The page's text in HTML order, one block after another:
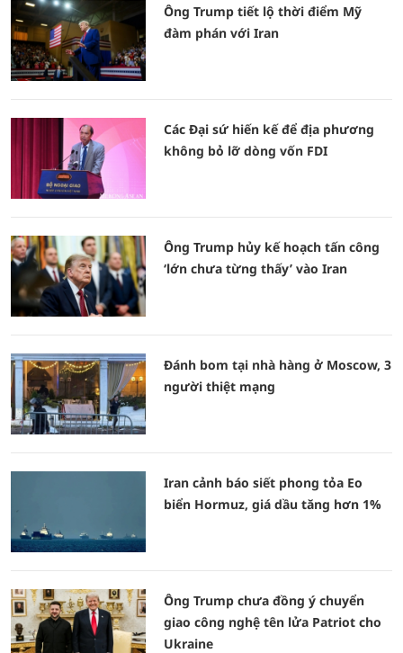
Ông Trump tiết lộ thời điểm Mỹ
đàm phán với Iran
Các Đại sứ hiến kế để địa phương
không bỏ lỡ dòng vốn FDI
Ông Trump hủy kế hoạch tấn công
‘lớn chưa từng thấy’ vào Iran
Đánh bom tại nhà hàng ở Moscow, 3
người thiệt mạng
Iran cảnh báo siết phong tỏa Eo
biển Hormuz, giá dầu tăng hơn 1%
Ông Trump chưa đồng ý chuyển
giao công nghệ tên lửa Patriot cho
Ukraine